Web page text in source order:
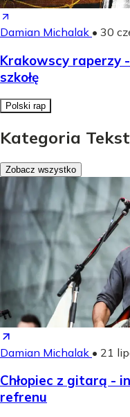
Damian Michalak • 30
Krakowscy raperzy
szkołę
Polski rap
Kategoria
Zobacz wszystko
Damian Michalak • 21
Chłopiec z gitarą -
refrenu